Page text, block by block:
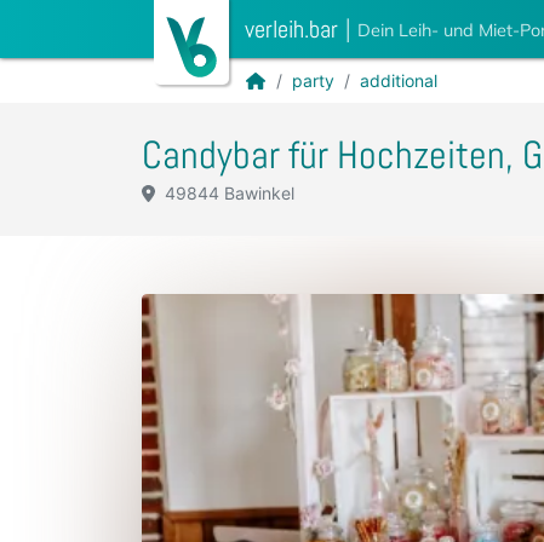
verleih.bar | Dein Leih- und Miet-
party additional
Candybar für Hochzeiten,
49844 Bawinkel